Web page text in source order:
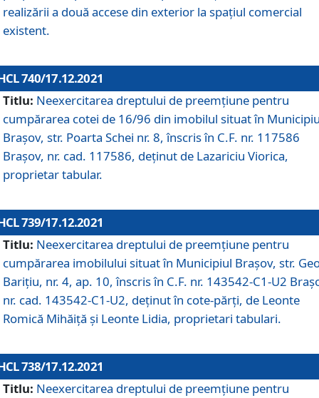
realizării a două accese din exterior la spațiul comercial
existent.
740/17.12.2021
Titlu: Neexercitarea dreptului de preemţiune pentru
cumpărarea cotei de 16/96 din imobilul situat în
Braşov, str. Poarta Schei nr. 8, înscris în C.F. nr. 117586
Brașov, nr. cad. 117586, deținut de Lazariciu Viorica,
proprietar tabular.
739/17.12.2021
Titlu: Neexercitarea dreptului de preemţiune pentru
cumpărarea imobilului situat în Municipiul Braşov, str.
Barițiu, nr. 4, ap. 10, înscris în C.F. nr. 143542-C1-U2
nr. cad. 143542-C1-U2, deținut în cote-părți, de Leonte
Romică Mihăiță și Leonte Lidia, proprietari tabulari.
738/17.12.2021
Titlu: Neexercitarea dreptului de preemţiune pentru